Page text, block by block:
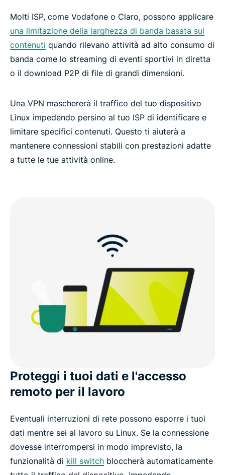
Molti ISP, come Vodafone o Claro, possono applicare
una limitazione della larghezza di banda basata sui
contenuti quando rilevano attività ad alto consumo di
banda come lo streaming di eventi sportivi in diretta
o il download P2P di file di grandi dimensioni.
Una VPN maschererà il traffico del tuo dispositivo
Linux impedendo persino al tuo ISP di identificare e
limitare specifici contenuti. Questo ti aiuterà a
mantenere connessioni stabili con prestazioni adatte
a tutte le tue attività online.
Proteggi i tuoi dati e l'accesso
remoto per il lavoro
Eventuali interruzioni di rete possono esporre i tuoi
dati mentre sei al lavoro su Linux. Se la connessione
dovesse interrompersi in modo imprevisto, la
funzionalità di kill switch bloccherà automaticamente